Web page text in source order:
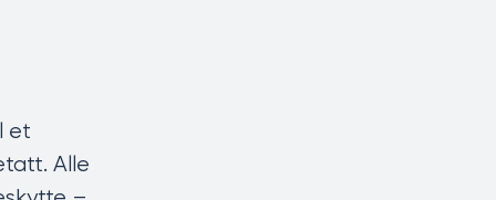
et
Alle